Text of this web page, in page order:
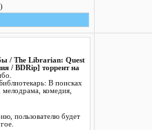
/ The Librarian: Quest
/ BDRip] торрент на
В поисках
комедия,
пользователю будет